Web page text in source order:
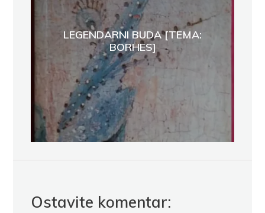
LEGENDARNI BUDA [TEMA:
BORHES]
Ostavite komentar: